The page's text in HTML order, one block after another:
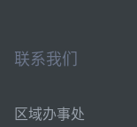
联系我们
区域办事处